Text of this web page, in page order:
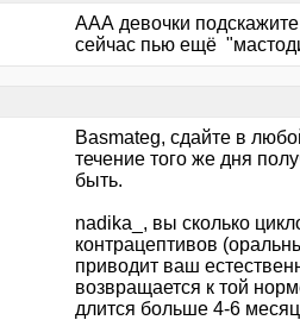
ААА девочки
сейчас пью ещё
Basmateg, сдайте в
течение того же дня
быть.
nadika_, вы сколько
контрацептивов
приводит ваш
возвращается к той
длится больше 4-6